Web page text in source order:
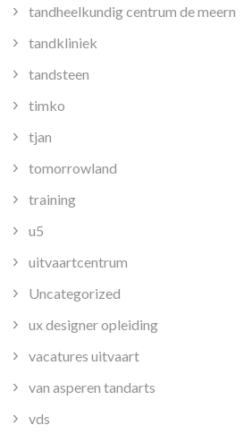
tandheelkundig centrum de meern
tandkliniek
tandsteen
timko
tjan
tomorrowland
training
u5
uitvaartcentrum
Uncategorized
ux designer opleiding
vacatures uitvaart
van asperen tandarts
vds